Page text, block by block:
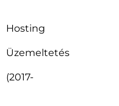
Hosting
Üzemeltetés
(2017-